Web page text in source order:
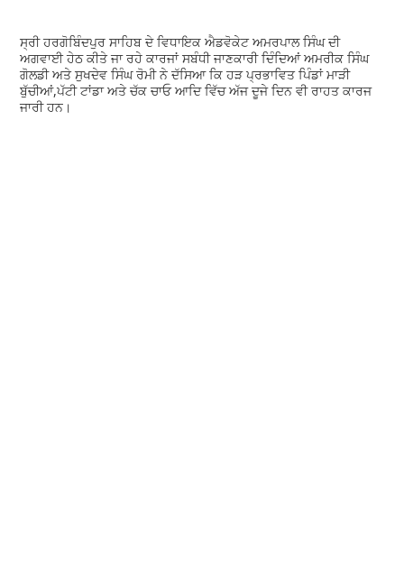
ਸ੍ਰੀ ਹਰਗੋਬਿੰਦਪੁਰ ਸਾਹਿਬ ਦੇ ਵਿਧਾਇਕ ਐਡਵੋਕੇਟ ਅਮਰਪਾਲ ਸਿੰਘ ਦੀ
ਅਗਵਾਈ ਹੇਠ ਕੀਤੇ ਜਾ ਰਹੇ ਕਾਰਜਾਂ ਸਬੰਧੀ ਜਾਣਕਾਰੀ ਦਿੰਦਿਆਂ ਅਮਰੀਕ ਸਿੰਘ
ਗੋਲਡੀ ਅਤੇ ਸੁਖਦੇਵ ਸਿੰਘ ਰੋਮੀ ਨੇ ਦੱਸਿਆ ਕਿ ਹੜ ਪ੍ਰਭਾਵਿਤ ਪਿੰਡਾਂ ਮਾੜੀ
ਬੁੱਚੀਆਂ,ਪੱਟੀ ਟਾਂਡਾ ਅਤੇ ਚੱਕ ਚਾਓ ਆਦਿ ਵਿੱਚ ਅੱਜ ਦੂਜੇ ਦਿਨ ਵੀ ਰਾਹਤ ਕਾਰਜ
ਜਾਰੀ ਹਨ।